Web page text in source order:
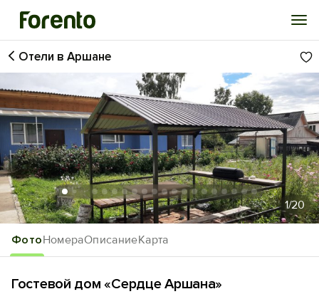
Войти
Избранное
История просмотра
Добавить свой объект
ФотоНомераОписаниеКарта
Отели в Аршане
1/20
Гостевой дом «Сердце Аршана»